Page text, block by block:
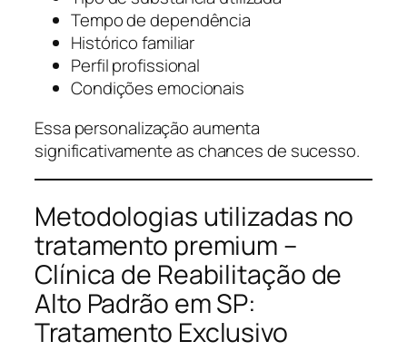
Tempo de dependência
Histórico familiar
Perfil profissional
Condições emocionais
Essa personalização aumenta
significativamente as chances de sucesso.
Metodologias utilizadas no
tratamento premium –
Clínica de Reabilitação de
Alto Padrão em SP:
Tratamento Exclusivo